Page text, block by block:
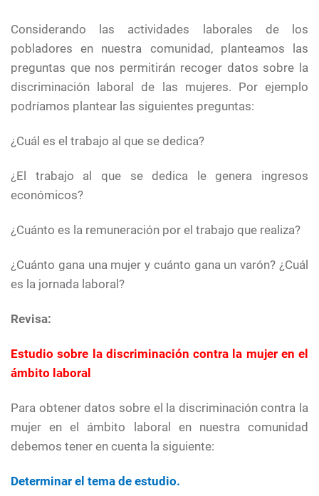
Considerando las actividades laborales de los
pobladores en nuestra comunidad, planteamos las
preguntas que nos permitirán recoger datos sobre la
discriminación laboral de las mujeres. Por ejemplo
podríamos plantear las siguientes preguntas:
¿Cuál es el trabajo al que se dedica?
¿El trabajo al que se dedica le genera ingresos
económicos?
¿Cuánto es la remuneración por el trabajo que realiza?
¿Cuánto gana una mujer y cuánto gana un varón? ¿Cuál
es la jornada laboral?
Revisa:
Estudio sobre la discriminación contra la mujer en el
ámbito laboral
Para obtener datos sobre el la discriminación contra la
mujer en el ámbito laboral en nuestra comunidad
debemos tener en cuenta la siguiente:
Determinar el tema de estudio.